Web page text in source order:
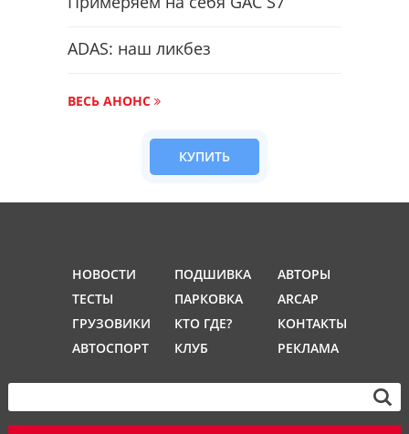
ADAS: наш ликбез
ВЕСЬ АНОНС
КУПИТЬ
НОВОСТИ
ТЕСТЫ
ГРУЗОВИКИ
АВТОСПОРТ
ПОДШИВКА
ПАРКОВКА
КТО ГДЕ?
КЛУБ
АВТОРЫ
ARCAP
КОНТАКТЫ
РЕКЛАМА